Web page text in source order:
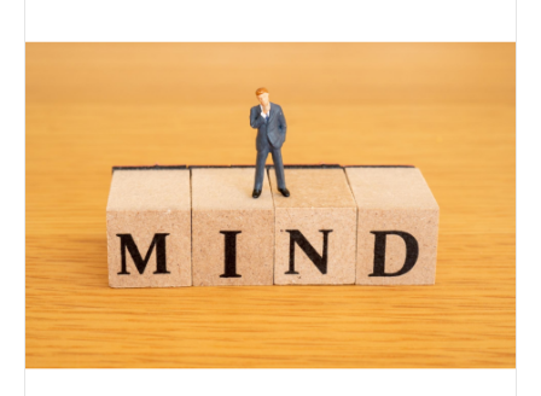
にない ・新人や社外からきた人材が定着しにくく、採用費用や時間の損
メントを高めることで、個人とチームの生産性をアップ、長期的には採用
コストの損失を回避できます。また、コミュニケーション不足でのミスが
減り、互いを尊重できることで職場の雰囲気が改善されます。生産性と業
務効率UP、社員の定着と離脱防止につながるので、フォローや後輩育成
が可能に。 ■主要研修内容一覧 ・対人スキルを高める、言語／非言語の
コミュニケーション研修 非言語、声の使い方、対面とデジタルでのコミ
ュニケーションの違いや注意点について理解を深め、コミュニケーション
の無駄やストレスを省きます。 ・プロジェクト進行をスムーズにする、
チーム内コミュニケーション研修 職場、チーム内のコミュニケーション
を円滑にし、誤解や連絡漏れを防ぐことで、生産性を向上し、プロジェク